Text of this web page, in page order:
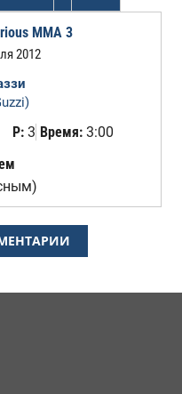
MMA 3
2012
Р:3 Время:3:00